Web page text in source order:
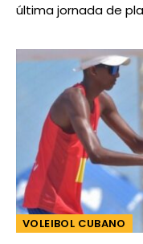
última jornada de
VOLEIBOL CUBANO